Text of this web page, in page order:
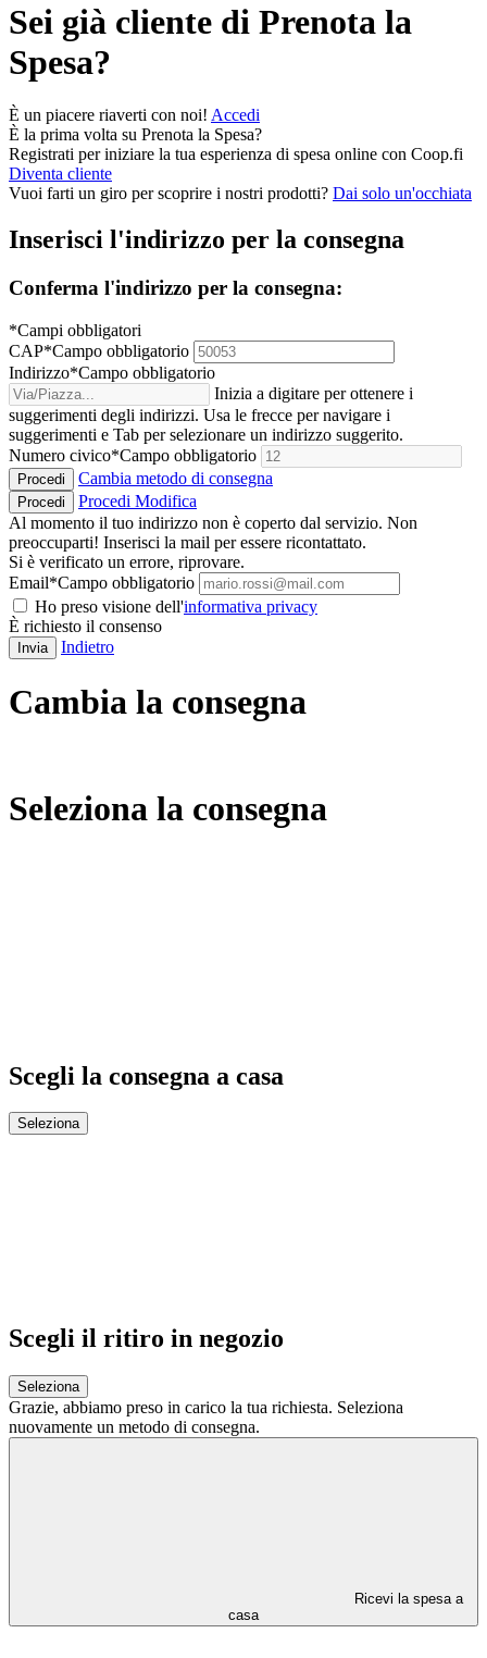
Sei già cliente di Prenota la
Spesa?
È un piacere riaverti con noi! Accedi
È la prima volta su Prenota la Spesa?
Registrati per iniziare la tua esperienza di spesa online con Coop.fi
Diventa cliente
Vuoi farti un giro per scoprire i nostri prodotti? Dai solo un'occhiata
Inserisci l'indirizzo per la consegna
Conferma l'indirizzo per la consegna:
*Campi obbligatori
CAP*Campo obbligatorio
Indirizzo*Campo obbligatorio
Inizia a digitare per ottenere i
suggerimenti degli indirizzi. Usa le frecce per navigare i
suggerimenti e Tab per selezionare un indirizzo suggerito.
Numero civico*Campo obbligatorio
Procedi Cambia metodo di consegna
Procedi Procedi Modifica
Al momento il tuo indirizzo non è coperto dal servizio. Non
preoccuparti! Inserisci la mail per essere ricontattato.
Si è verificato un errore, riprovare.
Email*Campo obbligatorio
Ho preso visione dell'informativa privacy
È richiesto il consenso
Invia Indietro
Cambia la consegna
Seleziona la consegna
Scegli la consegna a casa
Seleziona
Scegli il ritiro in negozio
Seleziona
Grazie, abbiamo preso in carico la tua richiesta. Seleziona
nuovamente un metodo di consegna.
Ricevi la spesa a
casa